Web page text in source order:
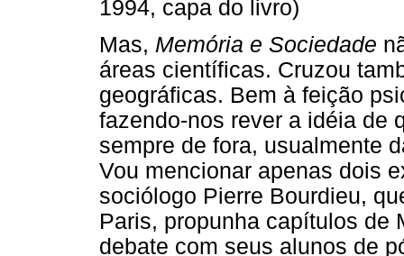
1994, capa do livro)
Mas, Memória e Sociedade
áreas científicas. Cruzou
geográficas. Bem à feição
fazendo-nos rever a idéia de
sempre de fora, usualmente
Vou mencionar apenas dois
sociólogo Pierre Bourdieu,
Paris, propunha capítulos de
debate com seus alunos de